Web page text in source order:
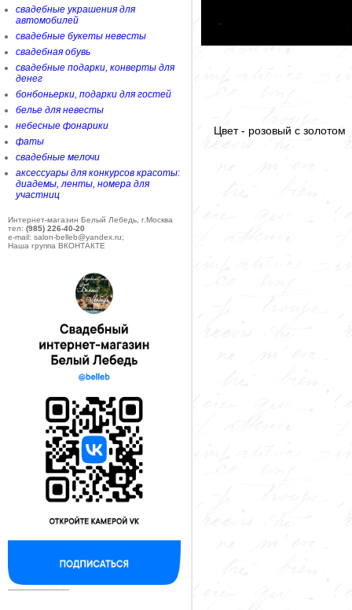
свадебные украшения для
автомобилей
свадебные букеты невесты
свадебная обувь
свадебные подарки, конверты для
денег
бонбоньерки, подарки для гостей
белье для невесты
небесные фонарики
фаты
свадебные мелочи
аксессуары для конкурсов красоты:
диадемы, ленты, номера для
участниц
Интернет-магазин Белый Лебедь, г.Москва
тел: (985) 226-40-20
e-mail: salon-belleb@yandex.ru;
Наша группа ВКОНТАКТЕ
--------------------------
Цвет - розовый с золотом